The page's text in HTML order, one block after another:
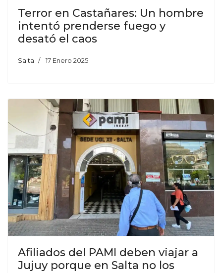
Terror en Castañares: Un hombre
intentó prenderse fuego y
desató el caos
Salta 17 Enero 2025
Afiliados del PAMI deben viajar a
Jujuy porque en Salta no los